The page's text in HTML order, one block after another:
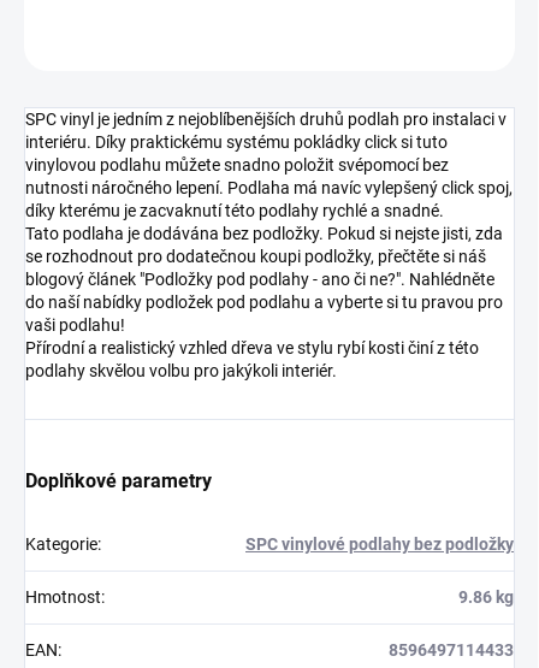
SPC vinyl je jedním z nejoblíbenějších druhů podlah pro instalaci v
interiéru. Díky praktickému systému pokládky click si tuto
vinylovou podlahu můžete snadno položit svépomocí bez
nutnosti náročného lepení. Podlaha má navíc vylepšený click spoj,
díky kterému je zacvaknutí této podlahy rychlé a snadné.
Tato podlaha je dodávána bez podložky. Pokud si nejste jisti, zda
se rozhodnout pro dodatečnou koupi podložky, přečtěte si náš
blogový článek "Podložky pod podlahy - ano či ne?". Nahlédněte
do naší nabídky podložek pod podlahu a vyberte si tu pravou pro
vaši podlahu!
Přírodní a realistický vzhled dřeva ve stylu rybí kosti činí z této
podlahy skvělou volbu pro jakýkoli interiér.
Doplňkové parametry
Kategorie: SPC vinylové podlahy bez podložky
Hmotnost: 9.86 kg
EAN: 8596497114433